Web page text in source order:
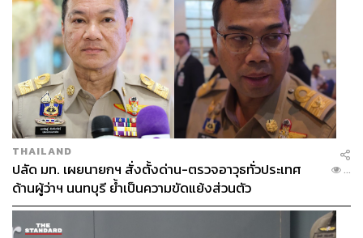
THAILAND
ปลัด มท. เผยนายกฯ สั่งตั้งด่าน-ตรวจอาวุธทั่วประเทศ
ด้านผู้ว่าฯ นนทบุรี ย้ำเป็นความขัดแย้งส่วนตัว
...